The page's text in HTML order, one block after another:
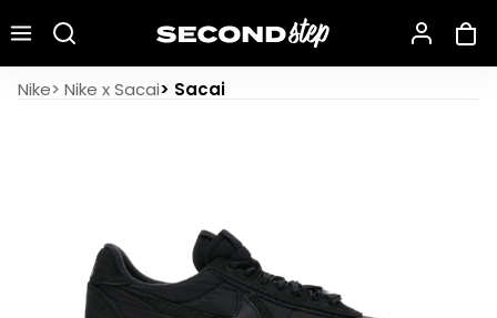
Nike> Nike x Sacai> Sacai
Nike LD Waffle Sacai Triple Black